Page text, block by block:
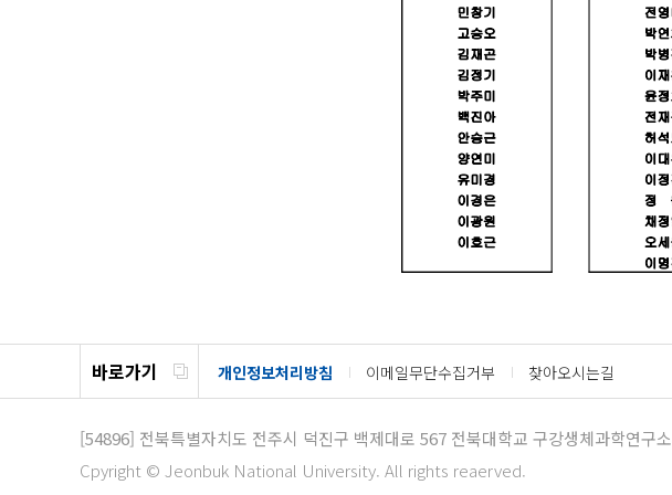
바로가기 개인정보처리방침 이메일무단수집거부 찾아오시는길
[54896] 전북특별자치도 전주시 덕진구 백제대로 567 전북대학교 구강생체과학연구소
Cpyright © Jeonbuk National University. All rights reaerved.